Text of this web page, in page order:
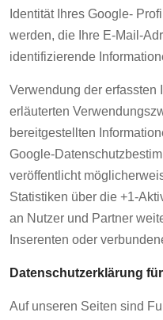
Identität Ihres Google-
werden, die Ihre E-Mail-
identifizierende
Verwendung der erfassten
erläuterten
bereitgestellten
Google-
veröffentlicht
Statistiken über die +1-
an Nutzer und Partner
Inserenten oder
Datenschutzerklärung
Auf unseren Seiten sind